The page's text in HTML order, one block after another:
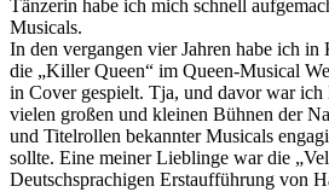
Tänzerin habe ich mich schnell
Musicals.
In den vergangen vier Jahren habe ich
die „Killer Queen“ im Queen-Musical
in Cover gespielt. Tja, und davor war ich
vielen großen und kleinen Bühnen der
und Titelrollen bekannter Musicals
sollte. Eine meiner Lieblinge war die
Deutschsprachigen Erstaufführung von